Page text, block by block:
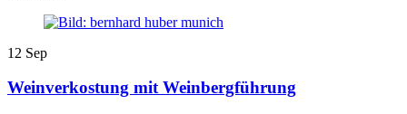
12 Sep
Weinverkostung mit Weinbergführung